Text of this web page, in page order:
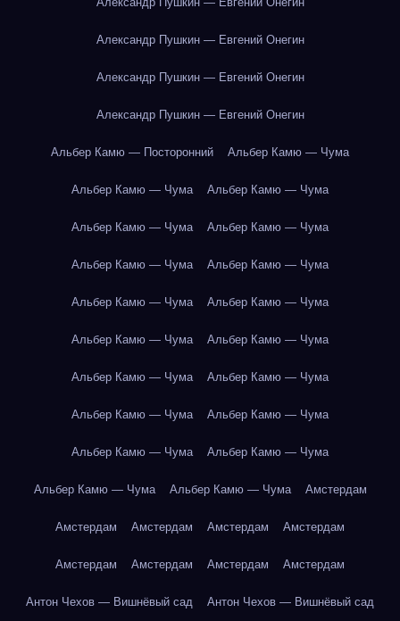
Александр Пушкин — Евгений Онегин
Александр Пушкин — Евгений Онегин
Александр Пушкин — Евгений Онегин
Альбер Камю — Посторонний Альбер Камю — Чума
Альбер Камю — Чума Альбер Камю — Чума
Альбер Камю — Чума Альбер Камю — Чума
Альбер Камю — Чума Альбер Камю — Чума
Альбер Камю — Чума Альбер Камю — Чума
Альбер Камю — Чума Альбер Камю — Чума
Альбер Камю — Чума Альбер Камю — Чума
Альбер Камю — Чума Альбер Камю — Чума
Альбер Камю — Чума Альбер Камю — Чума
Альбер Камю — Чума Альбер Камю — Чума Амстердам
Амстердам Амстердам Амстердам Амстердам
Амстердам Амстердам Амстердам Амстердам
Антон Чехов — Вишнёвый сад Антон Чехов — Вишнёвый сад